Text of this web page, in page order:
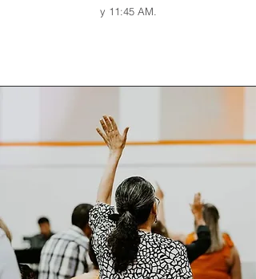
y 11:45 AM.